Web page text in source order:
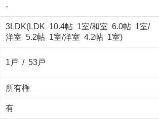
-
3LDK(LDK 10.4帖 1室/和室 6.0帖 1室/
洋室 5.2帖 1室/洋室 4.2帖 1室)
1戸 / 53戸
所有権
有